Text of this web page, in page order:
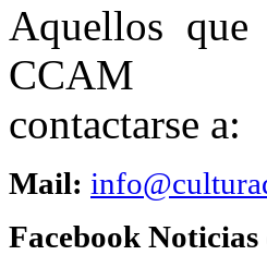
Aquellos que
CCAM
contactarse a:
Mail:
Facebook